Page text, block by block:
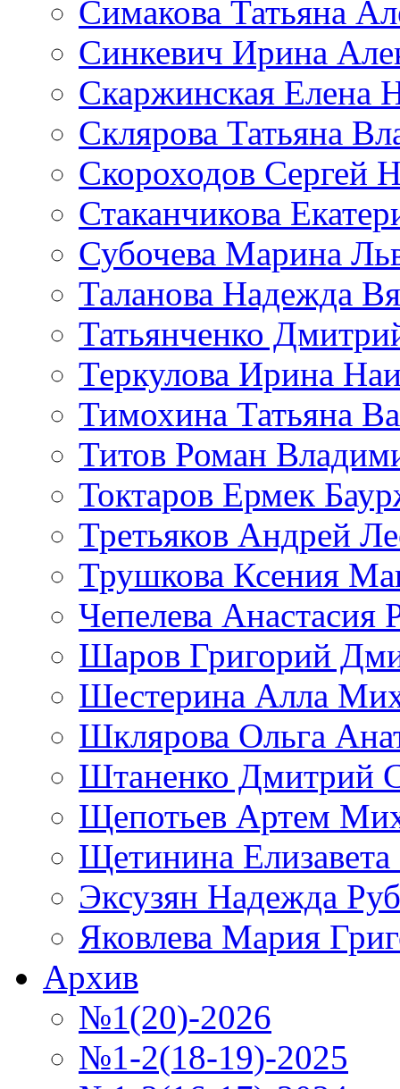
Симакова Татьяна
Синкевич Ирина
Скаржинская Елена
Склярова Татьяна
Скороходов Сергей
Стаканчикова
Субочева Марина
Таланова Надежда
Татьянченко
Теркулова Ирина
Тимохина Татьяна
Титов Роман
Токтаров Ермек
Третьяков Андрей
Трушкова Ксения
Чепелева Анастасия
Шаров Григорий
Шестерина Алла
Шклярова Ольга
Штаненко Дмитрий
Щепотьев Артем
Щетинина Елизавета
Эксузян Надежда
Яковлева Мария
Архив
№1(20)-2026
№1-2(18-19)-2025